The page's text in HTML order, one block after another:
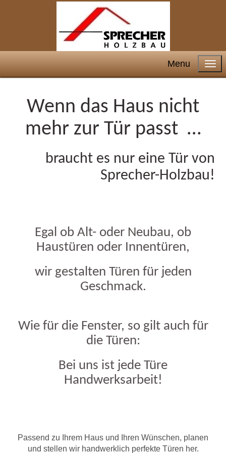
Menu
Wenn das Haus nicht
mehr zur Tür passt …
braucht es nur eine Tür von
Sprecher-Holzbau!
Egal ob Alt- oder Neubau, ob
Haustüren oder Innentüren,
wir gestalten Türen für jeden
Geschmack.
Wie für die Fenster, so gilt auch für
die Türen:
Bei uns ist jede Türe
Handwerksarbeit!
Passend zu Ihrem Haus und Ihren Wünschen, planen
und stellen wir handwerklich perfekte Türen her.